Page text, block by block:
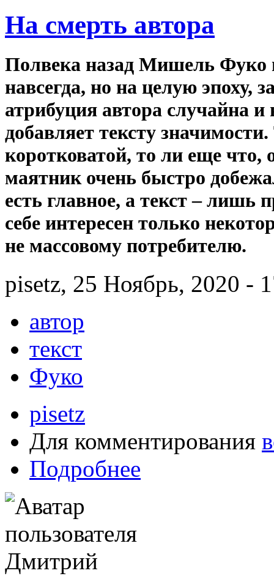
На смерть автора
Полвека назад Мишель Фуко
навсегда, но на целую эпоху,
атрибуция автора случайна
добавляет тексту
коротковатой, то ли еще что,
маятник очень быстро
есть главное, а текст – лишь
себе интересен только
не массовому потребителю.
pisetz, 25 Ноябрь, 2020 -
автор
текст
Фуко
pisetz
Для комментирования
Подробнее